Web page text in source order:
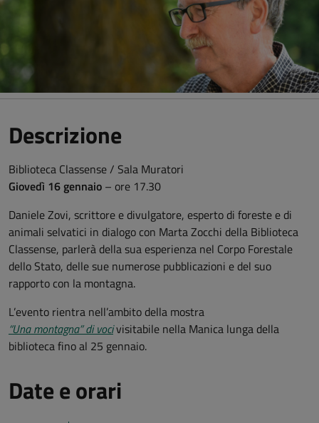
Descrizione
Biblioteca Classense / Sala Muratori
Giovedì 16 gennaio – ore 17.30
Daniele Zovi, scrittore e divulgatore, esperto di foreste e di
animali selvatici in dialogo con Marta Zocchi della Biblioteca
Classense, parlerà della sua esperienza nel Corpo Forestale
dello Stato, delle sue numerose pubblicazioni e del suo
rapporto con la montagna.
L’evento rientra nell’ambito della mostra
“Una montagna” di vocivisitabile nella Manica lunga della
biblioteca fino al 25 gennaio.
Date e orari